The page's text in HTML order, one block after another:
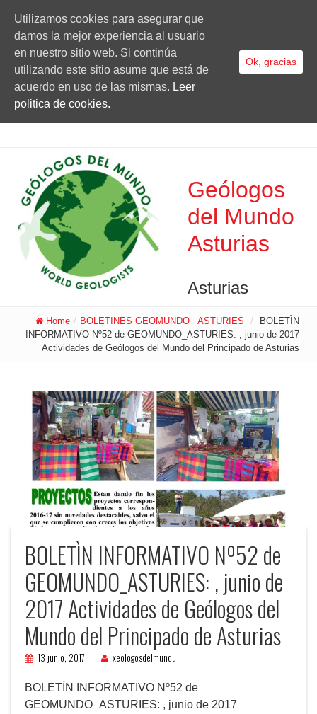
Geólogos
del Mundo
Asturias
Asturias
Home / BOLETINES GEOMUNDO _ASTURIES /
BOLETÌN
INFORMATIVO Nº52 de GEOMUNDO_ASTURIES: , junio de 2017
Actividades de Geólogos del Mundo del Principado de Asturias
BOLETÌN INFORMATIVO Nº52 de
GEOMUNDO_ASTURIES: , junio de
2017 Actividades de Geólogos del
Mundo del Principado de Asturias
13 junio, 2017 xeologosdelmundu
BOLETÌN INFORMATIVO Nº52 de
GEOMUNDO_ASTURIES: , junio de 2017
Utilizamos cookies para asegurar que
damos la mejor experiencia al usuario
en nuestro sitio web. Si continúa
utilizando este sitio asume que está de
acuerdo en uso de las mismas. Leer
politica de cookies.
Ok, gracias